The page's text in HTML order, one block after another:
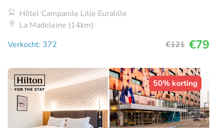
Hôtel Campanile Lille Euralille
La Madeleine (14km)
Verkocht: 372
€121 €79
50% korting